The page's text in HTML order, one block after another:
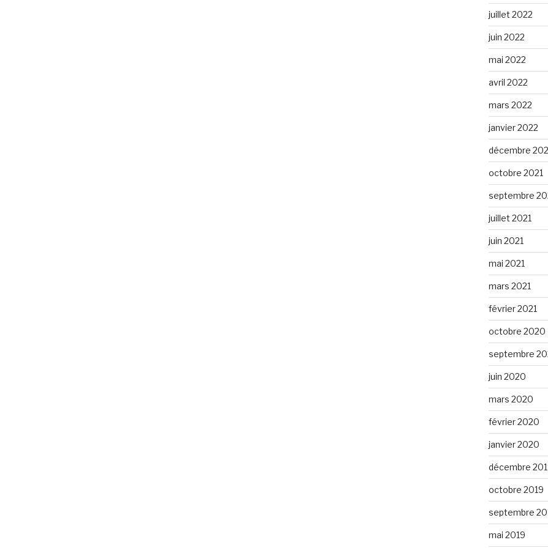
juillet 2022
juin 2022
mai 2022
avril 2022
mars 2022
janvier 2022
décembre
octobre 2021
septembre
juillet 2021
juin 2021
mai 2021
mars 2021
février 2021
octobre 2020
septembre
juin 2020
mars 2020
février 2020
janvier 2020
décembre
octobre 2019
septembre
mai 2019